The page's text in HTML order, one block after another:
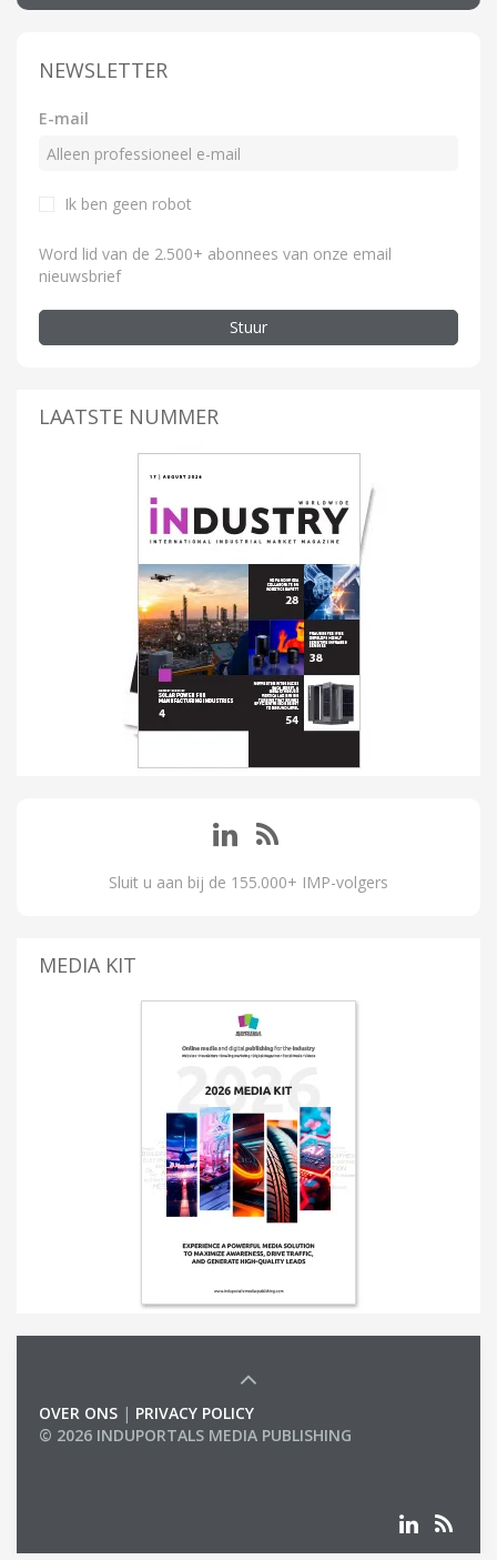
NEWSLETTER
E-mail
Ik ben geen robot
Word lid van de 2.500+ abonnees van onze email
nieuwsbrief
Stuur
LAATSTE NUMMER
Sluit u aan bij de 155.000+ IMP-volgers
MEDIA KIT
OVER ONS | PRIVACY POLICY
© 2026 INDUPORTALS MEDIA PUBLISHING